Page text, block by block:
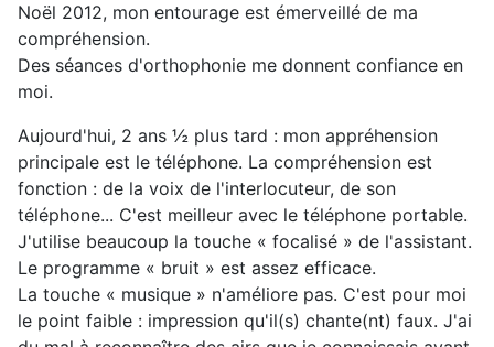
Noël 2012, mon entourage est émerveillé de ma
compréhension.
Des séances d'orthophonie me donnent confiance en
moi.
Aujourd'hui, 2 ans ½ plus tard : mon appréhension
principale est le téléphone. La compréhension est
fonction : de la voix de l'interlocuteur, de son
téléphone... C'est meilleur avec le téléphone portable.
J'utilise beaucoup la touche « focalisé » de l'assistant.
Le programme « bruit » est assez efficace.
La touche « musique » n'améliore pas. C'est pour moi
le point faible : impression qu'il(s) chante(nt) faux. J'ai